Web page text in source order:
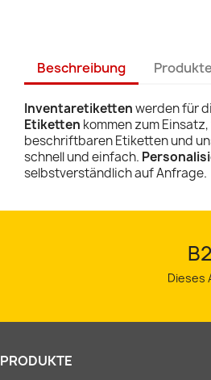
Beschreibung
Inventaretikettenwerden für
Etiketten kommen zum
beschriftbaren Etiketten und
schnell und einfach.
selbstverständlich auf Anfrage.
Dieses
PRODUKTE